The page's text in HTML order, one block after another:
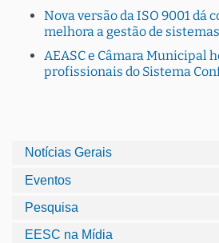
Nova versão da ISO 9001 dá
melhora a gestão de
AEASC e Câmara Municipal
profissionais do Sistema
Notícias Gerais
Eventos
Pesquisa
EESC na Mídia